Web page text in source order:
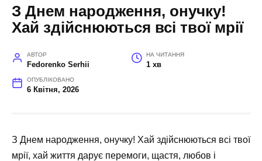
З Днем народження, онучку!
Хай здійснюються всі твої мрії
АВТОР
Fedorenko Serhii
НА ЧИТАННЯ
1 хв
ОПУБЛІКОВАНО
6 Квітня, 2026
З Днем народження, онучку! Хай здійснюються всі твої
мрії, хай життя дарує перемоги, щастя, любов і